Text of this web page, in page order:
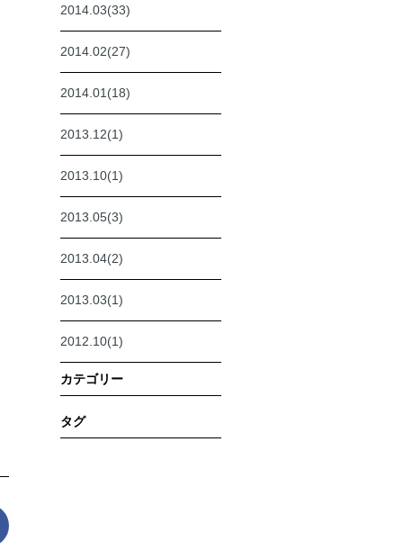
2014.03(33)
2014.02(27)
2014.01(18)
2013.12(1)
2013.10(1)
2013.05(3)
2013.04(2)
2013.03(1)
2012.10(1)
カテゴリー
タグ